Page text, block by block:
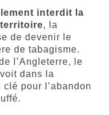
interdit la
, la
de devenir le
de tabagisme.
l’Angleterre, le
dans la
pour l’abandon